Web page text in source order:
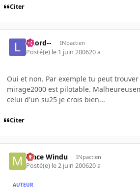
Citer
--Lord-- INpactien
Posté(e) le 1 juin 200620 a
Oui et non. Par exemple tu peut
mirage2000 est pilotable.
celui d'un su25 je crois bien...
Citer
Mace Windu INpactien
Posté(e) le 2 juin 200620 a
AUTEUR